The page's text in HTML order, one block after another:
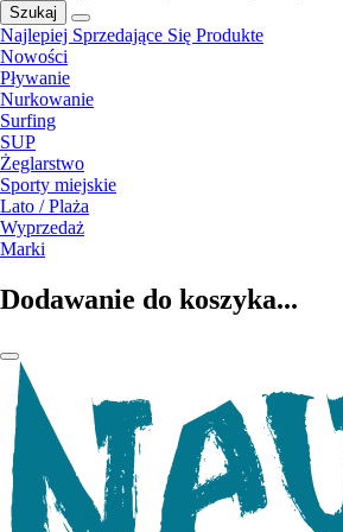
Szukaj
Najlepiej Sprzedające Się Produkte
Nowości
Pływanie
Nurkowanie
Surfing
SUP
Żeglarstwo
Sporty miejskie
Lato / Plaża
Wyprzedaż
Marki
Dodawanie do koszyka...